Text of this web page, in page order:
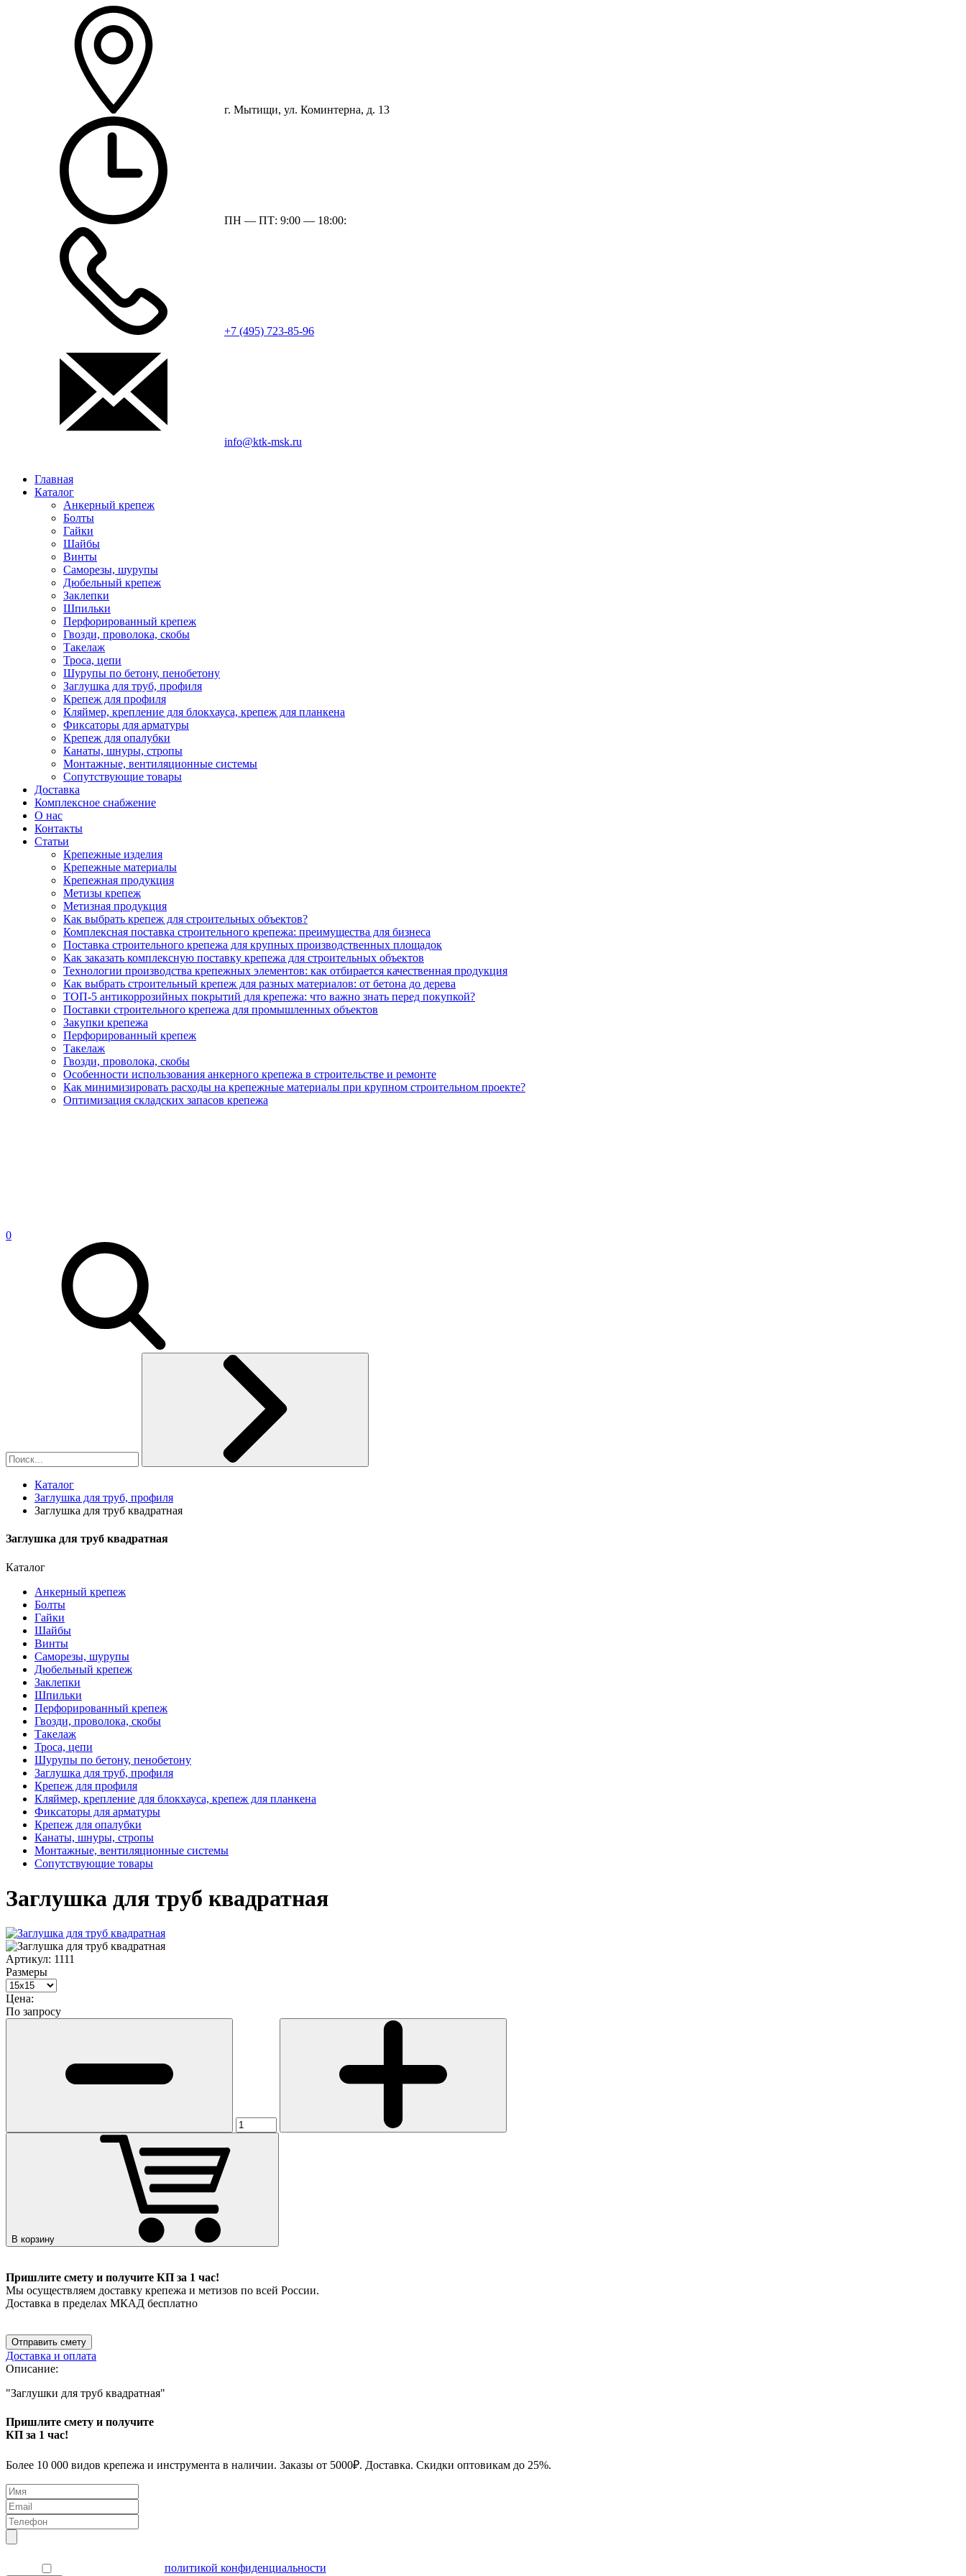
г. Мытищи, ул. Коминтерна, д. 13
ПН — ПТ: 9:00 — 18:00:
+7 (495) 723-85-96
info@ktk-msk.ru
Главная
Каталог
Анкерный крепеж
Болты
Гайки
Шайбы
Винты
Саморезы, шурупы
Дюбельный крепеж
Заклепки
Шпильки
Перфорированный крепеж
Гвозди, проволока, скобы
Такелаж
Троса, цепи
Шурупы по бетону, пенобетону
Заглушка для труб, профиля
Крепеж для профиля
Кляймер, крепление для блокхауса, крепеж для планкена
Фиксаторы для арматуры
Крепеж для опалубки
Канаты, шнуры, стропы
Монтажные, вентиляционные системы
Сопутствующие товары
Доставка
Комплексное снабжение
О нас
Контакты
Статьи
Крепежные изделия
Крепежные материалы
Крепежная продукция
Метизы крепеж
Метизная продукция
Как выбрать крепеж для строительных объектов?
Комплексная поставка строительного крепежа: преимущества для бизнеса
Поставка строительного крепежа для крупных производственных площадок
Как заказать комплексную поставку крепежа для строительных объектов
Технологии производства крепежных элементов: как отбирается качественная продукция
Как выбрать строительный крепеж для разных материалов: от бетона до дерева
ТОП-5 антикоррозийных покрытий для крепежа: что важно знать перед покупкой?
Поставки строительного крепежа для промышленных объектов
Закупки крепежа
Перфорированный крепеж
Такелаж
Гвозди, проволока, скобы
Особенности использования анкерного крепежа в строительстве и ремонте
Как минимизировать расходы на крепежные материалы при крупном строительном проекте?
Оптимизация складских запасов крепежа
0
Каталог
Заглушка для труб, профиля
Заглушка для труб квадратная
Заглушка для труб квадратная
Каталог
Анкерный крепеж
Болты
Гайки
Шайбы
Винты
Саморезы, шурупы
Дюбельный крепеж
Заклепки
Шпильки
Перфорированный крепеж
Гвозди, проволока, скобы
Такелаж
Троса, цепи
Шурупы по бетону, пенобетону
Заглушка для труб, профиля
Крепеж для профиля
Кляймер, крепление для блокхауса, крепеж для планкена
Фиксаторы для арматуры
Крепеж для опалубки
Канаты, шнуры, стропы
Монтажные, вентиляционные системы
Сопутствующие товары
Заглушка для труб квадратная
Артикул: 1111
Размеры
Цена:
По запросу
В корзину
Пришлите смету и получите КП за 1 час!
Мы осуществляем доставку крепежа и метизов по всей России.
Доставка в пределах МКАД бесплатно
Отправить смету
Доставка и оплата
Описание:
"Заглушки для труб квадратная"
Пришлите смету и получите
КП за 1 час!
Более 10 000 видов крепежа и инструмента в наличии. Заказы от 5000₽. Доставка. Скидки оптовикам до 25%.
политикой конфиденциальности